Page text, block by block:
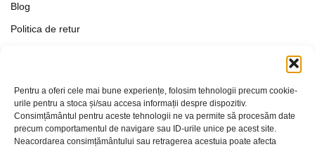
Pentru a oferi cele mai bune experiențe, folosim tehnologii precum cookie-
urile pentru a stoca și/sau accesa informații despre dispozitiv.
Consimțământul pentru aceste tehnologii ne va permite să procesăm date
precum comportamentul de navigare sau ID-urile unice pe acest site.
Neacordarea consimțământului sau retragerea acestuia poate afecta
Blog
Politica de retur
Politica de Confidențialitate
Politica de cookies
Setări Cookie-uri